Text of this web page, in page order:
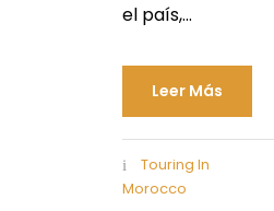
el país,...
Leer Más
Touring In
Morocco